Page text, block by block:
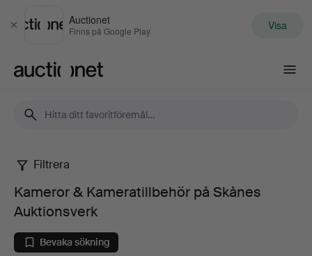
Stäng
Auctionet
Finns på Google Play Visa
Kameror
Kameratillbehör
Filtrera
Kameror & Kameratillbehör på Skånes
Auktionsverk
Bevaka sökning